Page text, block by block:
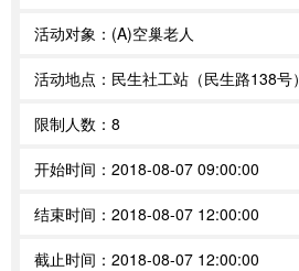
活动对象： (A)空巢老人
活动地点： 民生社工站（民生路138号）
限制人数： 8
开始时间： 2018-08-07 09:00:00
结束时间： 2018-08-07 12:00:00
截止时间： 2018-08-07 12:00:00